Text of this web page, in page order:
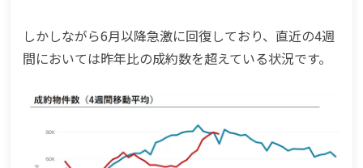
しかしながら6月以降急激に回復しており、直近の4週
間においては昨年比の成約数を超えている状況です。